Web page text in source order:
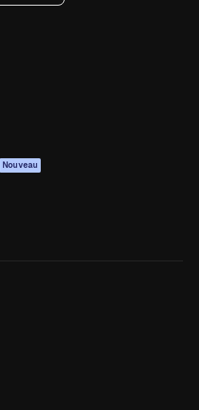
Nouveau